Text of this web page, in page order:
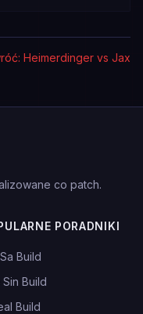
Heimerdinger vs Jax
co patch.
PORADNIKI
Build
Build
Build